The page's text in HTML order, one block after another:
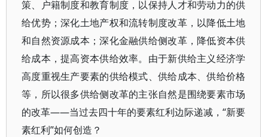
策、户籍制度和教育制度，以保持人才和劳动力的供
给优势；深化土地产权和流转制度改革，以降低土地
和自然资源成本；深化金融供给侧改革，降低资本供
给成本，提高资本供给效率。由于新供给主义经济学
高度重视生产要素的供给模式、供给成本、供给价格
等，所以很多供给侧改革的主张自然是围绕要素市场
的改革——当过去四十年的要素红利边际递减，“新要
素红利”如何创造？